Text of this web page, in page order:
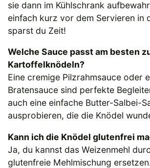
sie dann im Kühlschrank
einfach kurz vor dem Servieren in
sparst du Zeit!
Welche Sauce passt am besten
Kartoffelknödeln?
Eine cremige Pilzrahmsauce oder
Bratensauce sind perfekte
auch eine einfache Butter-Salbei-
ausprobieren, die die Knödel
Kann ich die Knödel glutenfrei
Ja, du kannst das Weizenmehl
glutenfreie Mehlmischung